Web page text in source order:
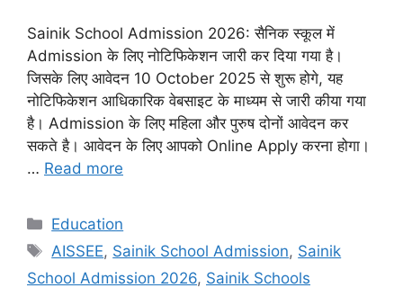
Sainik School Admission 2026: सैनिक स्कूल में
Admission के लिए नोटिफिकेशन जारी कर दिया गया है।
जिसके लिए आवेदन 10 October 2025 से शुरू होगे, यह
नोटिफिकेशन आधिकारिक वेबसाइट के माध्यम से जारी कीया गया
है। Admission के लिए महिला और पुरुष दोनों आवेदन कर
सकते है। आवेदन के लिए आपको Online Apply करना होगा।
… Read more
Categories
Education
Tags
AISSEE, Sainik School Admission, Sainik
School Admission 2026, Sainik Schools